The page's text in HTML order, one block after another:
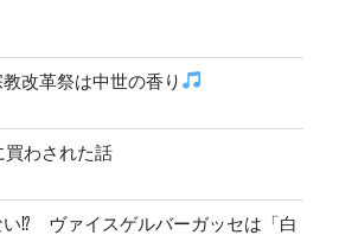
改革祭は中世の香り
買わされた話
い⁉ ヴァイスゲルバーガッセは「白